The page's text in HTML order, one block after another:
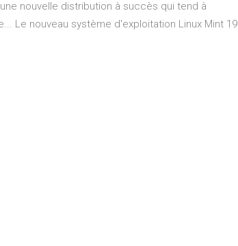
nouvelle distribution à succès qui tend à
Le nouveau système d'exploitation Linux Mint 19